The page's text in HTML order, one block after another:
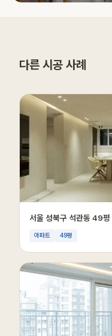
다른 시공 사례
서울 성북구 석관동 49평
아파트 49평